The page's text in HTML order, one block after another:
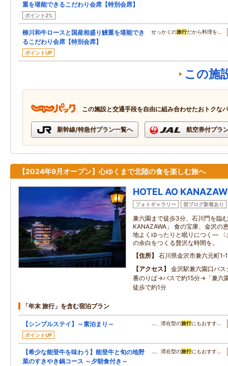
重を堪能できるこだわり会席【特別会席】
ポイント2%
柳川和牛ロースと国産相盛り鰻重を堪能でき
るこだわり会席【特別会席】
ポイントUP
せっかくの旅行だから料理を…
この施
この施設と交通手段を自由に組み合わせたおトクな
新幹線/特急付プラン一覧へ 航空券付プラ
【2024年9月オープン】心ゆくまで北陸の食を楽しむ旅へ
HOTEL AO
フォトギャラリー 宿ブログ新着あり
兼六園まで徒歩3分、石川門を臨
KANAZAWA」 食の宝庫、金沢の
地よくゆったりと眠りにつく― 〈
の余白をつくる贅沢な時間を。
住所
石川県金沢市兼六元町1‐1
アクセス
金沢駅兼六園口バ
番のりば→バスで約15分→「兼六
徒歩で約1分
「年末 旅行」を含む宿泊プラン
【シンプルステイ】～素泊まり～
ポイントUP
…、滞在型の旅行にもおすす…
【希少な能登牛を味わう】能登牛と旬の地野
菜のすきやき鍋コース ～夕朝食付き～
…、滞在型の旅行にもおすす…